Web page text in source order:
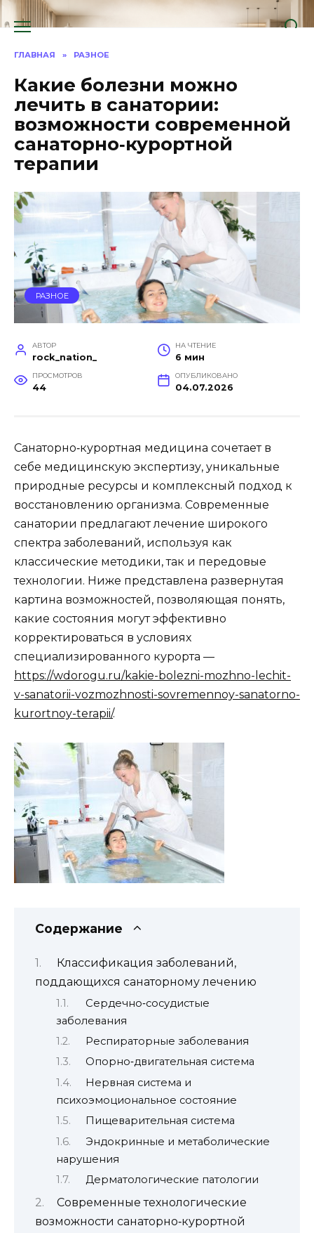
Перейти
к
ГЛАВНАЯ » РАЗНОЕ
Какие болезни можно
лечить в санатории:
возможности современной
санаторно‑курортной
терапии
РАЗНОЕ
АВТОР
rock_nation_
НА ЧТЕНИЕ
6 мин
ПРОСМОТРОВ
44
ОПУБЛИКОВАНО
04.07.2026
Санаторно‑курортная медицина сочетает в
себе медицинскую экспертизу, уникальные
природные ресурсы и комплексный подход к
восстановлению организма. Современные
санатории предлагают лечение широкого
спектра заболеваний, используя как
классические методики, так и передовые
технологии. Ниже представлена развернутая
картина возможностей, позволяющая понять,
какие состояния могут эффективно
корректироваться в условиях
специализированного курорта —
https://wdorogu.ru/kakie-bolezni-mozhno-lechit-
v-sanatorii-vozmozhnosti-sovremennoy-sanatorno-
kurortnoy-terapii/.
Содержание
Классификация заболеваний,
поддающихся санаторному лечению
Сердечно‑сосудистые
заболевания
Респираторные заболевания
Опорно‑двигательная система
Нервная система и
психоэмоциональное состояние
Пищеварительная система
Эндокринные и метаболические
нарушения
Дерматологические патологии
Современные технологические
возможности санаторно‑курортной